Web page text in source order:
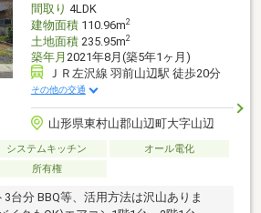
間取り 4LDK
建物面積110.96m2
土地面積235.95m2
築年月 2021年8月(築5年1ヶ月)
ＪＲ左沢線 羽前山辺駅 徒歩20分
その他の交通
山形県東村山郡山辺町大字山辺
システムキッチン
オール電化
所有権
台分 BBQ等、活用方法は沢山ありま